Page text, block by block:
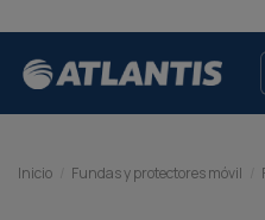
Inicio Fundas y protectores móvil